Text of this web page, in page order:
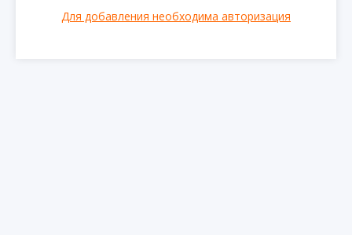
Для добавления необходима авторизация